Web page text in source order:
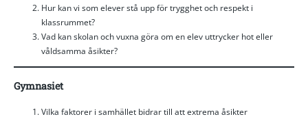
Hur kan vi som elever stå upp för trygghet och respekt i
klassrummet?
Vad kan skolan och vuxna göra om en elev uttrycker hot eller
våldsamma åsikter?
Gymnasiet
Vilka faktorer i samhället bidrar till att extrema åsikter